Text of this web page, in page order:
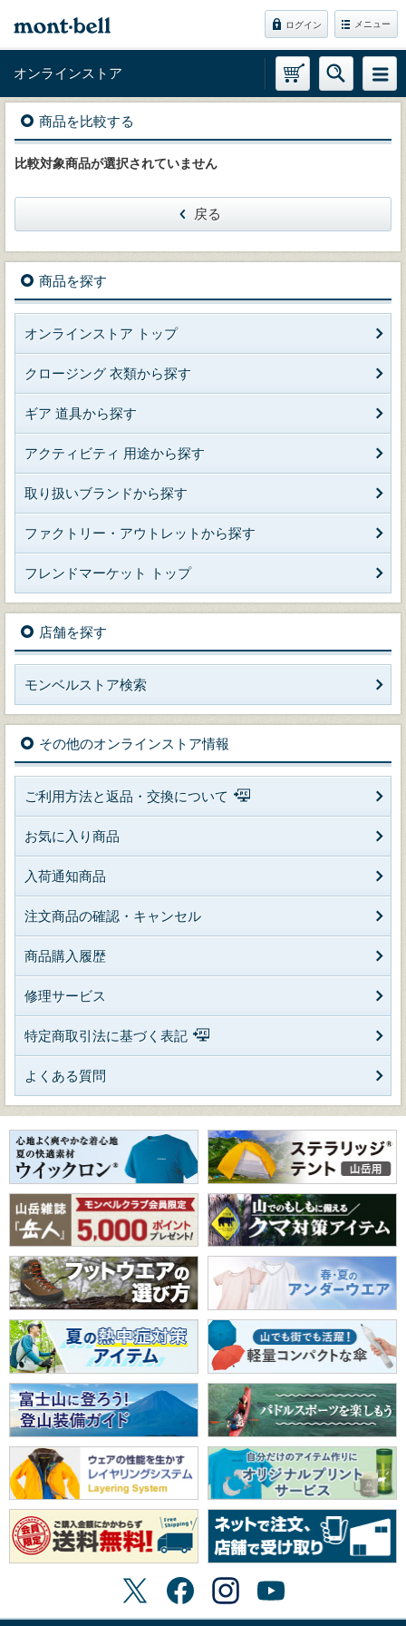
ログイン メニュー
オンラインストア
商品を比較する
比較対象商品が選択されていません
戻る
商品を探す
オンラインストア トップ
クロージング 衣類から探す
ギア 道具から探す
アクティビティ 用途から探す
取り扱いブランドから探す
ファクトリー・アウトレットから探す
フレンドマーケット トップ
店舗を探す
モンベルストア検索
その他のオンラインストア情報
ご利用方法と返品・交換について
お気に入り商品
入荷通知商品
注文商品の確認・キャンセル
商品購入履歴
修理サービス
特定商取引法に基づく表記
よくある質問